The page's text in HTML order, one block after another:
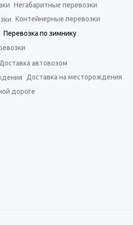
Негабаритные перевозки
Контейнерные перевозки
Перевозка по зимнику
Доставка автовозом
Доставка на месторождения
дороге